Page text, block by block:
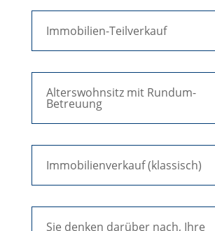
Immobilien-Teilverkauf
Alterswohnsitz mit Rundum-
Betreuung
Immobilienverkauf (klassisch)
Sie denken darüber nach, Ihre